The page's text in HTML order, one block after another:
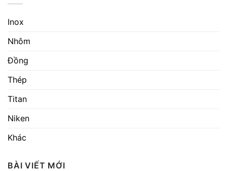
Inox
Nhôm
Đồng
Thép
Titan
Niken
Khác
BÀI VIẾT MỚI